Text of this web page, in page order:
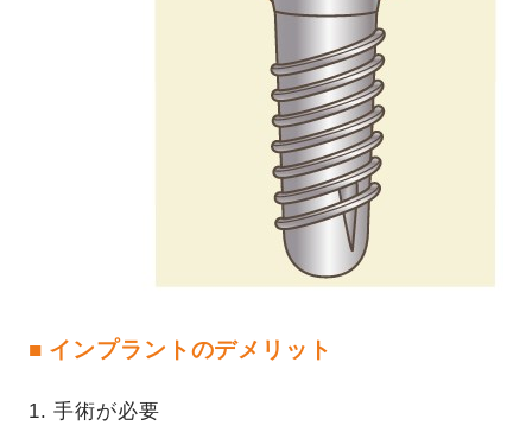
■ インプラントのデメリット
1. 手術が必要